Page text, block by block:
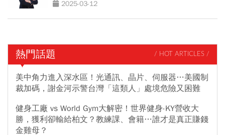
2025-03-12
熱門話題 / HOT ARTICLES /
美中角力進入深水區！光通訊、晶片、伺服器…美國制
裁加碼，謝金河示警台灣「這類人」處境危險又困難
健身工廠 vs World Gym大解密！世界健身-KY營收大
勝，獲利卻輸給柏文？教練課、會籍…誰才是真正賺錢
金雞母？